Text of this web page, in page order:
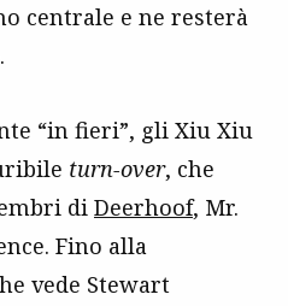
centrale e ne resterà
“in fieri”, gli Xiu Xiu
turn-over, che
di Deerhoof, Mr.
Fino alla
vede Stewart